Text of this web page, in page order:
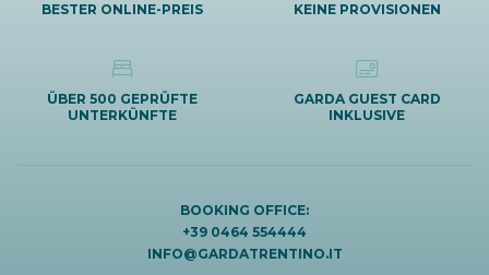
BESTER ONLINE-PREIS KEINE PROVISIONEN
ÜBER 500 GEPRÜFTE
UNTERKÜNFTE
GARDA GUEST CARD
INKLUSIVE
BOOKING OFFICE:
+39 0464 554444
INFO@GARDATRENTINO.IT